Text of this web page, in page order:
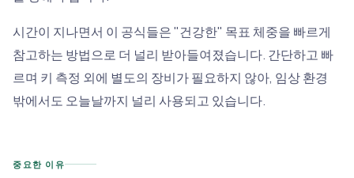
시간이 지나면서 이 공식들은 "건강한" 목표 체중을 빠르게
참고하는 방법으로 더 널리 받아들여졌습니다. 간단하고 빠
르며 키 측정 외에 별도의 장비가 필요하지 않아, 임상 환경
밖에서도 오늘날까지 널리 사용되고 있습니다.
중요한 이유